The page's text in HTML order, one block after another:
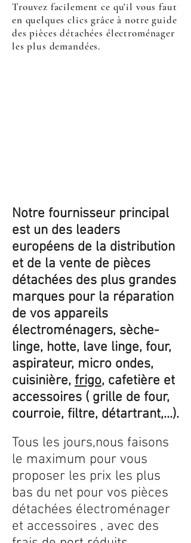
Trouvez facilement ce qu'il vous faut
en quelques clics grâce à notre guide
des pièces détachées électroménager
les plus demandées.
Notre fournisseur principal
est un des leaders
européens de la distribution
et de la vente de pièces
détachées des plus grandes
marques pour la réparation
de vos appareils
électroménagers, sèche-
linge, hotte, lave linge, four,
aspirateur, micro ondes,
cuisinière, frigo, cafetière et
accessoires ( grille de four,
courroie, filtre, détartrant,...).
Tous les jours,nous faisons
le maximum pour vous
proposer les prix les plus
bas du net pour vos pièces
détachées électroménager
et accessoires , avec des